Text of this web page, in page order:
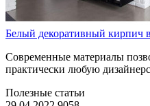
Белый декоративный кирпич
Современные материалы
практически любую
Полезные статьи